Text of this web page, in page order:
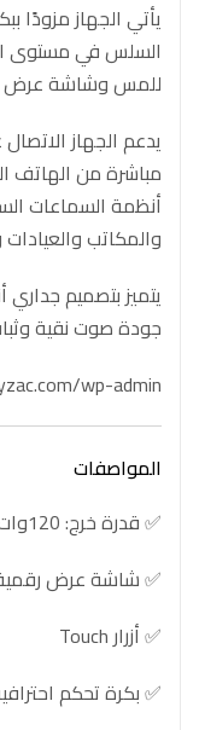
يأتي الجهاز مزودًا
للمس وشاشة عرض
مباشرة من الهاتف
أنظمة السماعات
والمكاتب والعيادات
يتميز بتصميم
جودة صوت نقية
wp-admin
المواصفات
✅ قدرة خرج: 120وات
✅ شاشة عرض
✅ أزرار Touch
✅ بكرة تحكم